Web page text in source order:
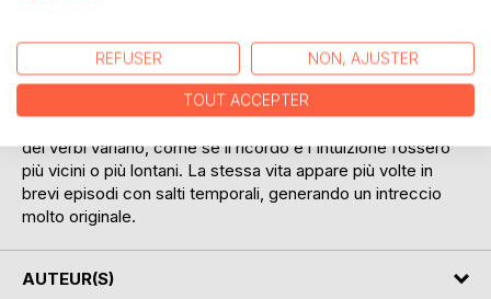
di libri in prosa poetica con tematica la reincarnazione.
L'autore racconta le proprie vite anteriori, utilizzando il
processo narrativo della retrospezione, mentre nella
struttura dell'opera scritta come fosse un poema, i tempi
dei verbi variano, come se il ricordo e l'intuizione fossero
più vicini o più lontani. La stessa vita appare più volte in
brevi episodi con salti temporali, generando un intreccio
molto originale.
AUTEUR(S)
REFUSER NON, AJUSTER
TOUT ACCEPTER